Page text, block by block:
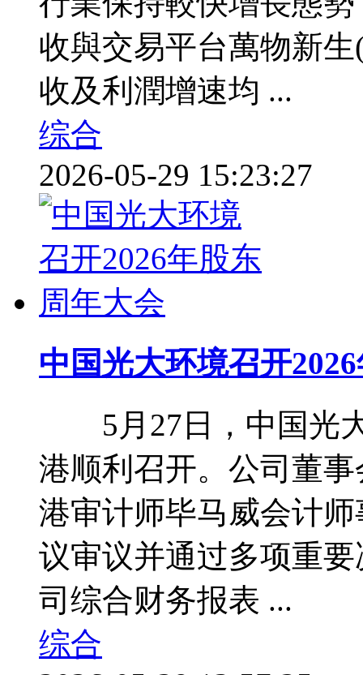
收與交易平台萬物新
收及利潤增速均 ...
综合
2026-05-29 15:23:27
中国光大环境召开
5月27日，中国光大
港顺利召开。公司董
港审计师毕马威会计
议审议并通过多项重
司综合财务报表 ...
综合